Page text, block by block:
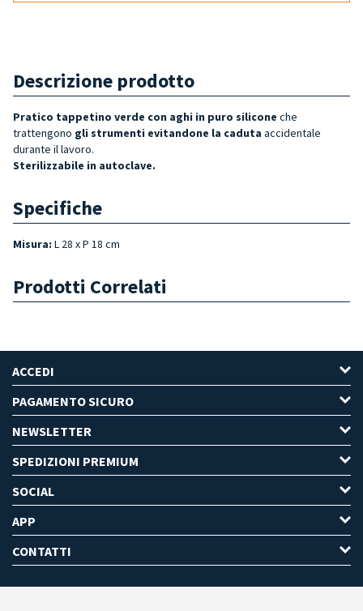
Descrizione prodotto
Pratico tappetino verde con aghi in puro silicone che
trattengono gli strumenti evitandone la caduta accidentale
durante il lavoro.
Sterilizzabile in autoclave.
Specifiche
Misura: L 28 x P 18 cm
Prodotti Correlati
ACCEDI
PAGAMENTO SICURO
NEWSLETTER
SPEDIZIONI PREMIUM
SOCIAL
APP
CONTATTI